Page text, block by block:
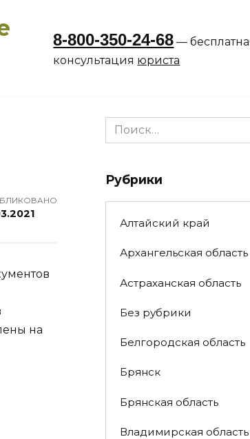
8-800-350-24-68 —
консультация юриста
на
Search
for:
Рубрики
Алтайский край
Архангельская область
Астраханская область
Без рубрики
Белгородская область
Брянск
Брянская область
Владимирская область